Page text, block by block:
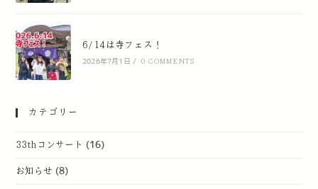
6/14は寺フェス！
2026年7月1日 / 0 COMMENTS
カテゴリー
33thコンサート (16)
お知らせ (8)